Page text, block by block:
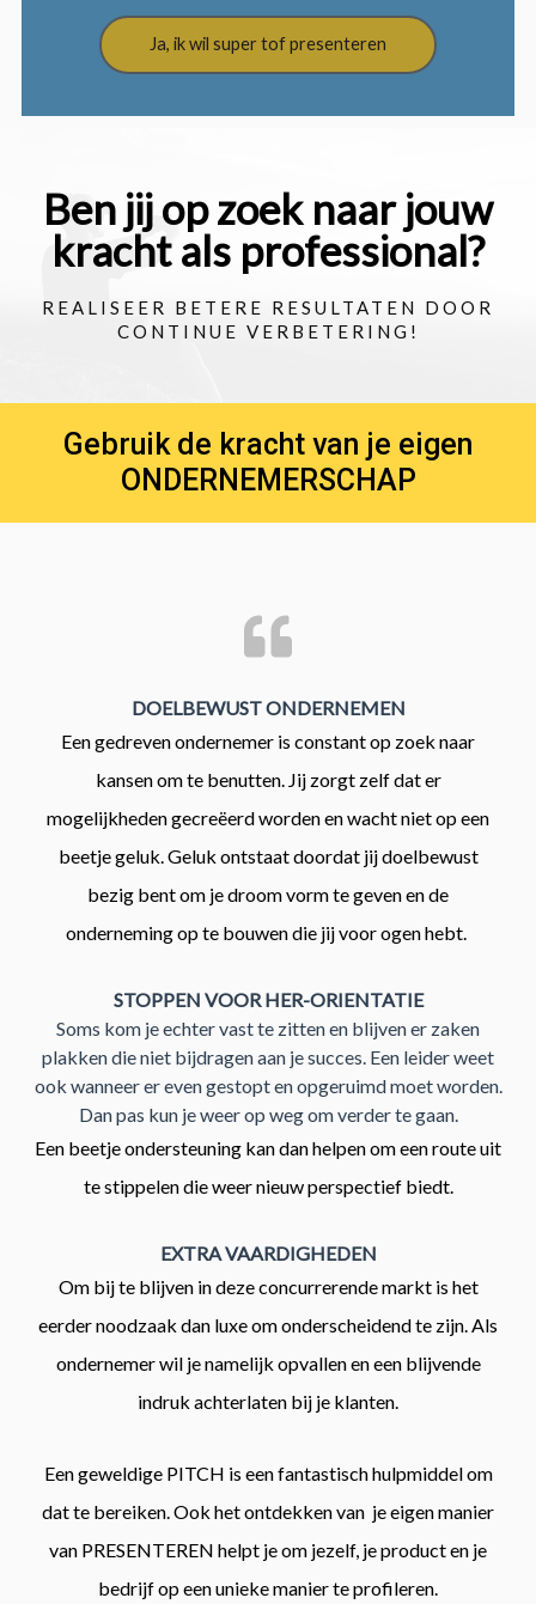
Ja, ik wil super tof presenteren
Ben jij op zoek naar jouw
kracht als professional?
REALISEER BETERE RESULTATEN DOOR
CONTINUE VERBETERING!
Gebruik de kracht van je eigen
ONDERNEMERSCHAP
DOELBEWUST ONDERNEMEN
Een gedreven ondernemer is constant op zoek naar
kansen om te benutten. Jij zorgt zelf dat er
mogelijkheden gecreëerd worden en wacht niet op een
beetje geluk. Geluk ontstaat doordat jij doelbewust
bezig bent om je droom vorm te geven en de
onderneming op te bouwen die jij voor ogen hebt.
STOPPEN VOOR HER-ORIENTATIE
Soms kom je echter vast te zitten en blijven er zaken
plakken die niet bijdragen aan je succes. Een leider weet
ook wanneer er even gestopt en opgeruimd moet worden.
Dan pas kun je weer op weg om verder te gaan.
Een beetje ondersteuning kan dan helpen om een route uit
te stippelen die weer nieuw perspectief biedt.
EXTRA VAARDIGHEDEN
Om bij te blijven in deze concurrerende markt is het
eerder noodzaak dan luxe om onderscheidend te zijn. Als
ondernemer wil je namelijk opvallen en een blijvende
indruk achterlaten bij je klanten.
Een geweldige PITCH is een fantastisch hulpmiddel om
dat te bereiken. Ook het ontdekken van je eigen manier
van PRESENTEREN helpt je om jezelf, je product en je
bedrijf op een unieke manier te profileren.